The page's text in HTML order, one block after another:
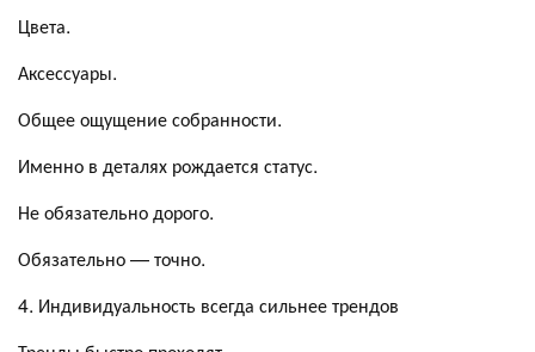
Цвета.
Аксессуары.
Общее ощущение собранности.
Именно в деталях рождается статус.
Не обязательно дорого.
Обязательно — точно.
4. Индивидуальность всегда сильнее трендов